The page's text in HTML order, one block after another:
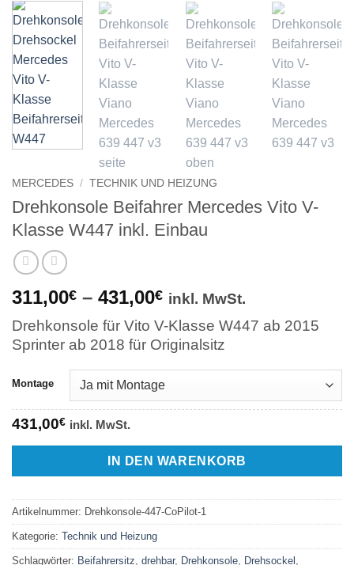
MERCEDES / TECHNIK UND HEIZUNG
Drehkonsole Beifahrer Mercedes Vito V-
Klasse W447 inkl. Einbau
311,00€ – 431,00€Preisspanne:
311,00€
bis
431,00€
inkl. MwSt.
Drehkonsole für Vito V-Klasse W447 ab 2015
Sprinter ab 2018 für Originalsitz
Montage
431,00€ inkl. MwSt.
IN DEN WARENKORB
Artikelnummer: Drehkonsole-447-CoPilot-1
Kategorie: Technik und Heizung
Schlagwörter: Beifahrersitz drehbar, Drehkonsole Drehsockel